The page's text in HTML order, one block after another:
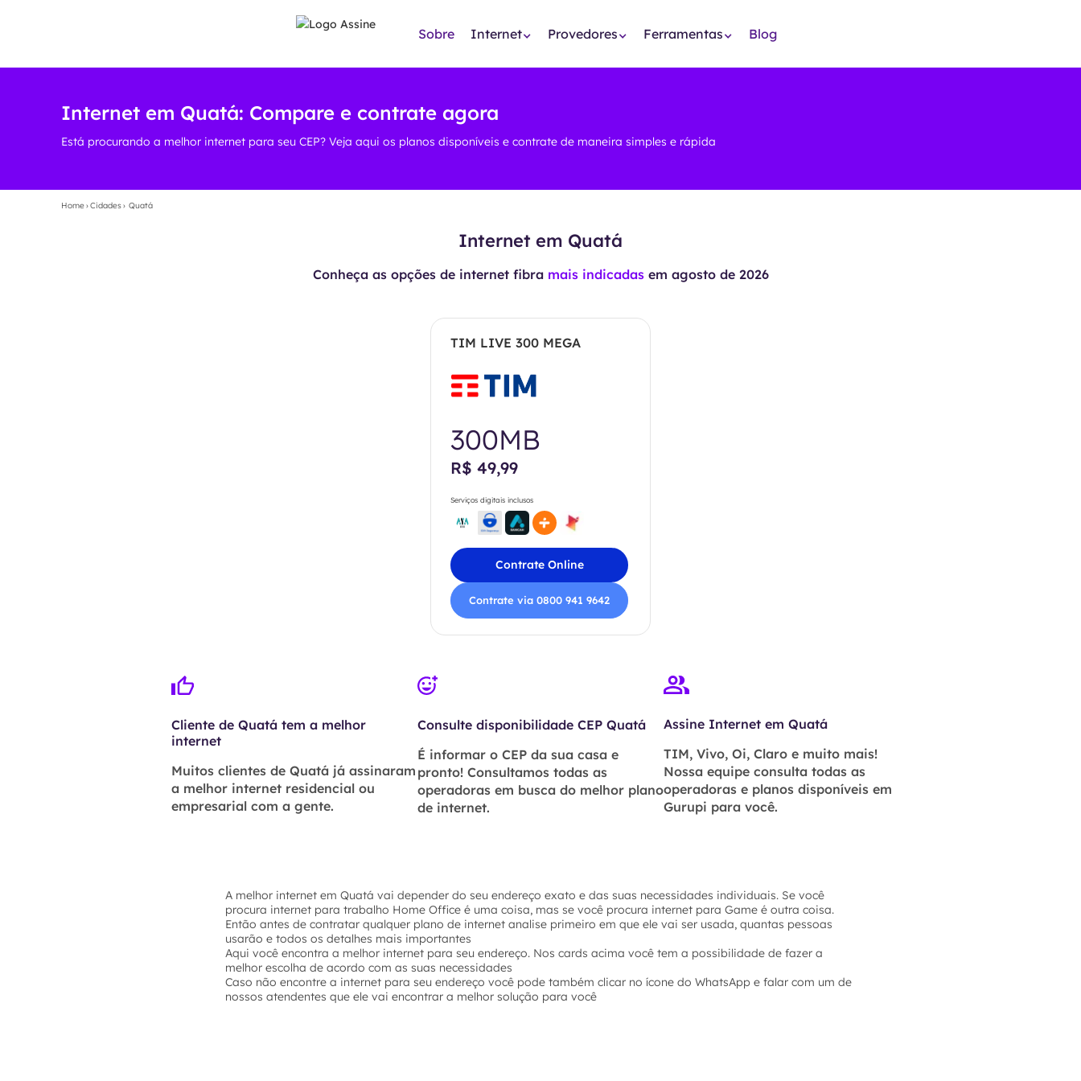
Sobre Internet Provedores Ferramentas Blog
Internet em Quatá: Compare e contrate agora
Está procurando a melhor internet para seu CEP? Veja aqui os planos disponíveis e contrate de maneira simples e rápida
Home›Cidades› Quatá
Internet em Quatá
Conheça as opções de internet fibra mais indicadasem agosto de 2026
TIM LIVE 300 MEGA
300MB
R$ 49,99
Serviços digitais inclusos
Contrate Online
Contrate via 0800 941 9642
Cliente de Quatá tem a melhor
internet
Muitos clientes de Quatá já assinaram
a melhor internet residencial ou
empresarial com a gente.
Consulte disponibilidade CEP Quatá
É informar o CEP da sua casa e
pronto! Consultamos todas as
operadoras em busca do melhor plano
de internet.
Assine Internet em Quatá
TIM, Vivo, Oi, Claro e muito mais!
Nossa equipe consulta todas as
operadoras e planos disponíveis em
Gurupi para você.
A melhor internet em Quatá vai depender do seu endereço exato e das suas necessidades individuais. Se você
procura internet para trabalho Home Office é uma coisa, mas se você procura internet para Game é outra coisa.
Então antes de contratar qualquer plano de internet analise primeiro em que ele vai ser usada, quantas pessoas
usarão e todos os detalhes mais importantes
Aqui você encontra a melhor internet para seu endereço. Nos cards acima você tem a possibilidade de fazer a
melhor escolha de acordo com as suas necessidades
Caso não encontre a internet para seu endereço você pode também clicar no ícone do WhatsApp e falar com um de
nossos atendentes que ele vai encontrar a melhor solução para você